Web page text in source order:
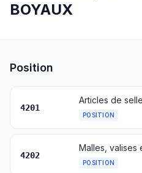
BOYAUX
Position
4201
POSITION
4202
POSITION